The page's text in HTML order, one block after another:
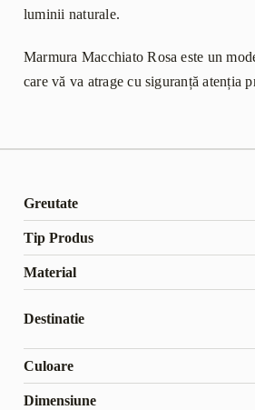
luminii naturale.
Marmura Macchiato Rosa este un
care vă va atrage cu siguranță atenția
Greutate
Tip Produs
Material
Destinatie
Culoare
Dimensiune